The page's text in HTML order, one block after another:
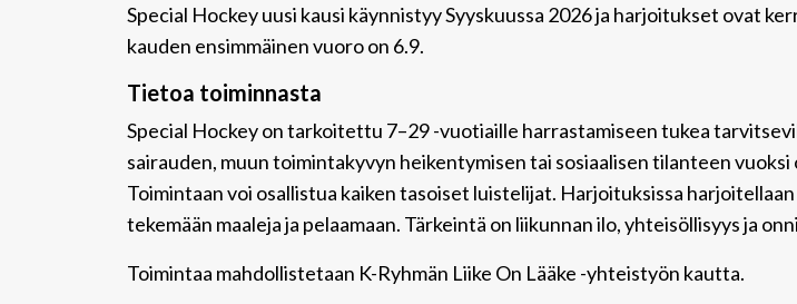
Special Hockey uusi kausi käynnistyy Syyskuussa 2026 ja harjoitukset ovat
kauden ensimmäinen vuoro on 6.9.
Tietoa toiminnasta
Special Hockey on tarkoitettu 7–29 -vuotiaille harrastamiseen tukea
sairauden, muun toimintakyvyn heikentymisen tai sosiaalisen tilanteen
Toimintaan voi osallistua kaiken tasoiset luistelijat. Harjoituksissa
tekemään maaleja ja pelaamaan. Tärkeintä on liikunnan ilo, yhteisöllisyys ja
Toimintaa mahdollistetaan K-Ryhmän Liike On Lääke -yhteistyön kautta.